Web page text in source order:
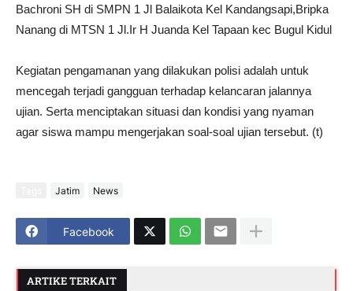
Bachroni SH di SMPN 1 Jl Balaikota Kel Kandangsapi,Bripka
Nanang di MTSN 1 Jl.Ir H Juanda Kel Tapaan kec Bugul Kidul
Kegiatan pengamanan yang dilakukan polisi adalah untuk
mencegah terjadi gangguan terhadap kelancaran jalannya
ujian. Serta menciptakan situasi dan kondisi yang nyaman
agar siswa mampu mengerjakan soal-soal ujian tersebut. (t)
Jatim News
Facebook
ARTIKE TERKAIT